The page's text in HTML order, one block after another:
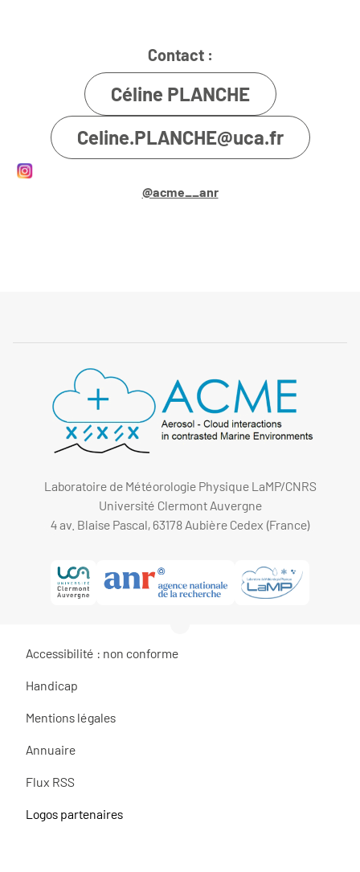
Contact :
Céline PLANCHE
Celine.PLANCHE@uca.fr
@acme__anr
Laboratoire de Météorologie Physique LaMP/CNRS
Université Clermont Auvergne
4 av. Blaise Pascal, 63178 Aubière Cedex (France)
Accessibilité : non conforme
Handicap
Mentions légales
Annuaire
Flux RSS
Logos partenaires